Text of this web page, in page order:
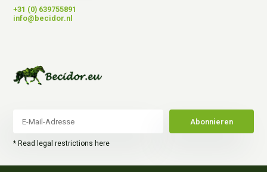
+31 (0) 639755891
info@becidor.nl
Abonnieren
* Read legal restrictions here